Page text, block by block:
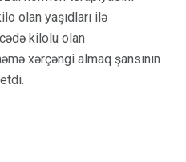
olan yaşıdları ilə
kilolu olan
xərçəngi almaq şansının